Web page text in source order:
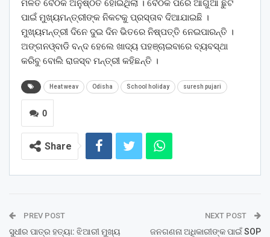
ମିଳିତ ବୈଠକ ଅନୁଷ୍ଠିତ ହୋଇଥିଲା । ବୈଠକ ପରେ ଆଗୁଆ ଛୁଟି
ପାଇଁ ମୁଖ୍ୟମନ୍ତ୍ରୀଙ୍କ ନିକଟକୁ ପ୍ରସ୍ତାବ ଦିଆଯାଇଛି ।
ମୁଖ୍ୟମନ୍ତ୍ରୀ ଦିନେ ଦୁଇ ଦିନ ଭିତରେ ନିଷ୍ପତ୍ତି ନେଇପାରନ୍ତି ।
ଅଙ୍ଗନଓ୍ବାଡି ବନ୍ଦ ହେଲେ ଖାଦ୍ୟ ପହଞ୍ଚାଇବାରେ ବ୍ୟବସ୍ଥା
କରିବୁ ବୋଲି ରାଜସ୍ବ ମନ୍ତ୍ରୀ କହିଛନ୍ତି ।
Heat weav Odisha School holiday suresh pujari
0
Share
PREV POST
ସୁଧୀର ପାତ୍ର ହତ୍ୟା: ଝିଆରୀ ମୁଖ୍ୟ
NEXT POST
ଜନଗଣନା ଅଧିକାରୀଙ୍କ ପାଇଁ SOP